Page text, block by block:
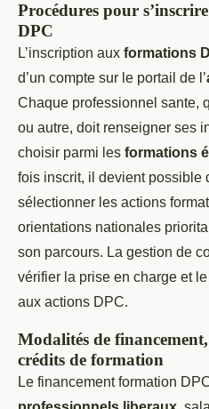
Procédures pour
DPC
L’inscription aux formations
d’un compte sur le portail de l’
Chaque professionnel sante,
ou autre, doit renseigner ses
choisir parmi les formations
fois inscrit, il devient possible
sélectionner les actions
orientations nationales
son parcours. La gestion de
vérifier la prise en charge et
aux actions DPC.
Modalités de
crédits de formation
Le financement formation